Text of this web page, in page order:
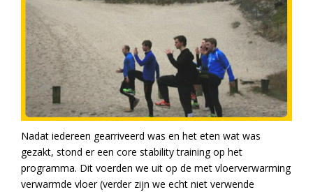
Nadat iedereen gearriveerd was en het eten wat was
gezakt, stond er een core stability training op het
programma. Dit voerden we uit op de met vloerverwarming
verwarmde vloer (verder zijn we echt niet verwende